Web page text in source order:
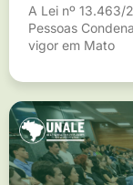
A Lei nº 13.463/
Pessoas
vigor em Mato